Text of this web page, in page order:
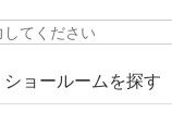
ショールームを探す